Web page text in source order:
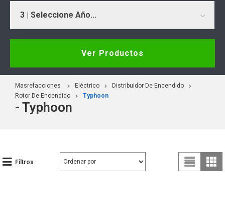
3 | Seleccione Año...
Ver Productos
Masrefacciones Eléctrico
Distribuidor De Encendido
Rotor De Encendido
Typhoon
- Typhoon
Filtros